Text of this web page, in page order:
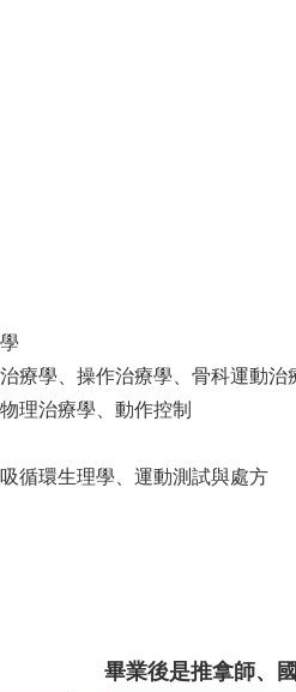
療學、操作治療學、骨科運動治
理治療學、動作控制
循環生理學、運動測試與處方
畢業後是推拿師、